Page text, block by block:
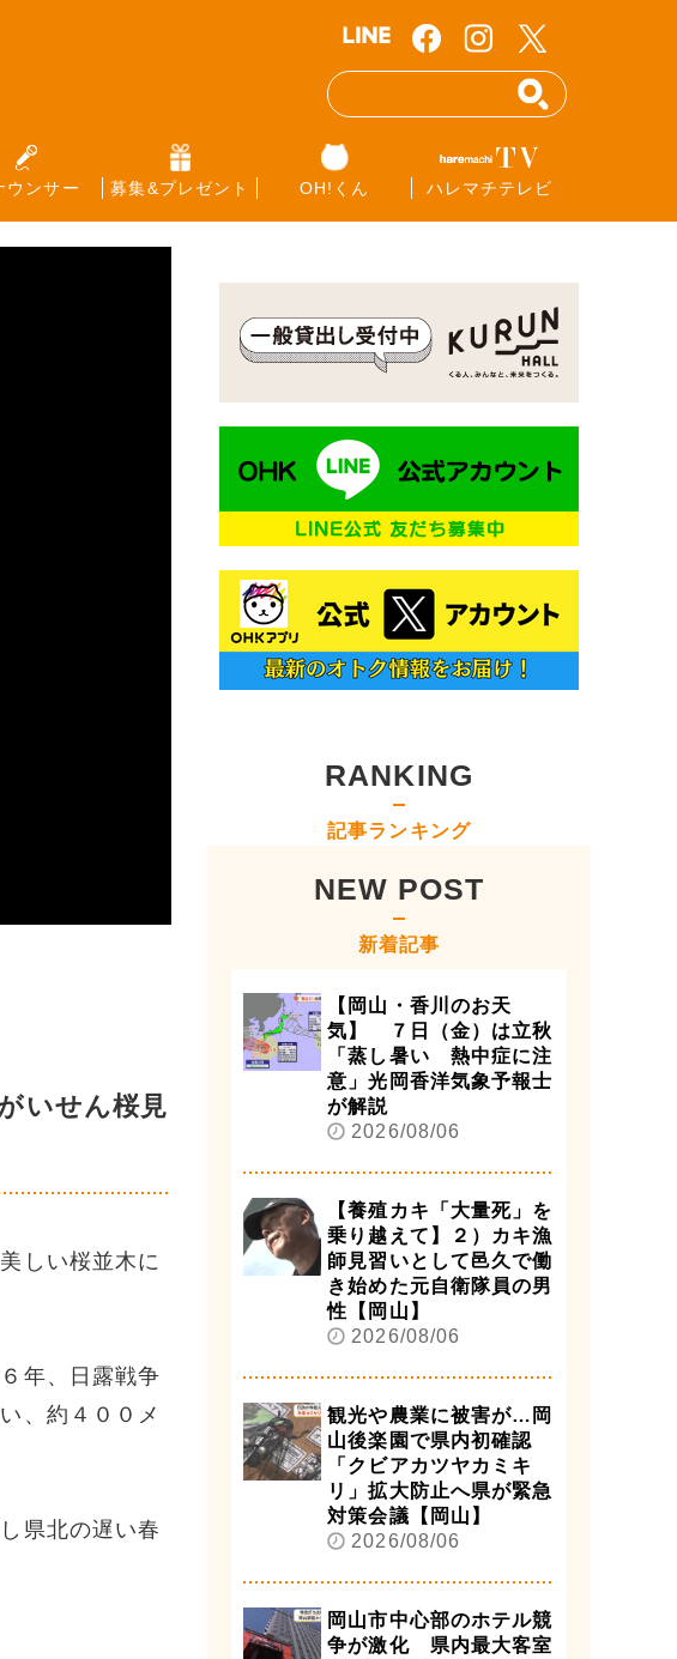
ウンサー 募集&プレゼント OH!くん ハレマチテレビ
いせん桜見
しい桜並木に
年、日露戦争
、約４００メ
県北の遅い春
RANKING
記事ランキング
NEW POST
新着記事
【岡山・香川のお天
気】 ７日（金）は立秋
「蒸し暑い 熱中症に注
意」光岡香洋気象予報士
が解説
2026/08/06
【養殖カキ「大量死」を
乗り越えて】２）カキ漁
師見習いとして邑久で働
き始めた元自衛隊員の男
性【岡山】
2026/08/06
観光や農業に被害が…岡
山後楽園で県内初確認
「クビアカツヤカミキ
リ」拡大防止へ県が緊急
対策会議【岡山】
2026/08/06
岡山市中心部のホテル競
争が激化 県内最大客室